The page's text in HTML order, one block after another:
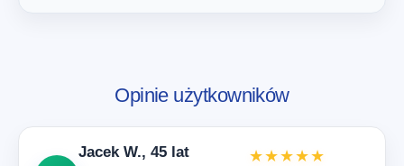
Opinie użytkowników
Jacek W., 45 lat ★★★★★